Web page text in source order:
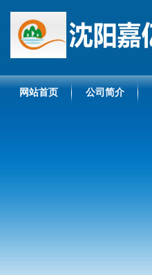
网站首页 公司简介